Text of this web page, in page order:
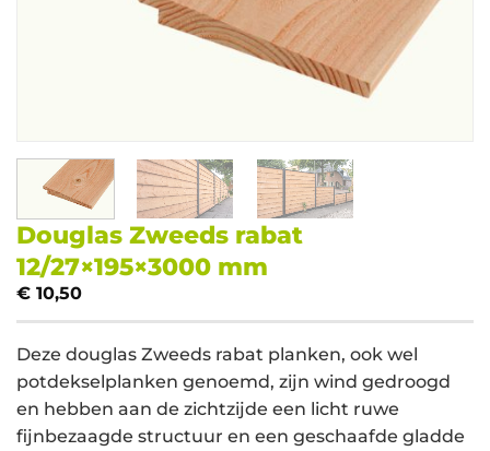
Douglas Zweeds rabat
12/27×195×3000 mm
€ 10,50
Deze douglas Zweeds rabat planken, ook wel
potdekselplanken genoemd, zijn wind gedroogd
en hebben aan de zichtzijde een licht ruwe
fijnbezaagde structuur en een geschaafde gladde